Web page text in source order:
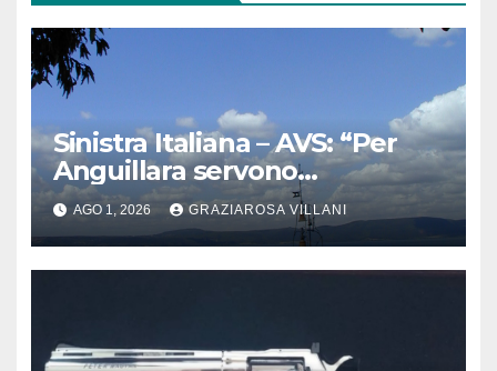
Sinistra Italiana – AVS: “Per
Anguillara servono
trasparenza, partecipazione e
scelte politiche coraggiose”
AGO 1, 2026 GRAZIAROSA VILLANI